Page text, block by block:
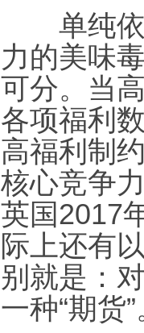
单纯依
力的美味
可分。当
各项福利
高福利制
核心竞争
英国2017
际上还有
别就是：
一种“期货